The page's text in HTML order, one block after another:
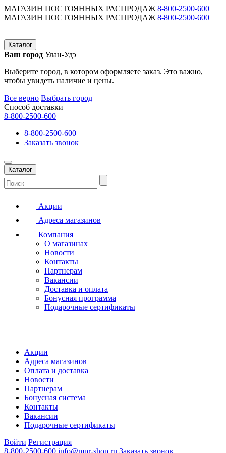
МАГАЗИН ПОСТОЯННЫХ РАСПРОДАЖ 8-800-2500-600
МАГАЗИН ПОСТОЯННЫХ РАСПРОДАЖ 8-800-2500-600
Каталог
Ваш город Улан-Удэ
Выберите город, в котором оформляете заказ. Это важно,
чтобы увидеть наличие и цены.
Все верно Выбрать город
Способ доставки
8-800-2500-600
8-800-2500-600
Заказать звонок
Каталог
Акции
Адреса магазинов
Компания
О магазинах
Новости
Контакты
Партнерам
Вакансии
Доставка и оплата
Бонусная программа
Подарочные сертификаты
Акции
Адреса магазинов
Оплата и доставка
Новости
Партнерам
Бонусная система
Контакты
Вакансии
Подарочные сертификаты
Войти Регистрация
8-800-2500-600 info@mpr-shop.ru Заказать звонок